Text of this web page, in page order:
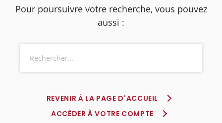
Pour poursuivre votre recherche, vous pouvez
aussi :
REVENIR À LA PAGE D'ACCUEIL
ACCÈDER À VOTRE COMPTE